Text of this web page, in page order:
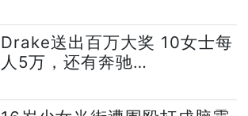
Drake送出百万大奖 10女士每
人5万，还有奔驰…